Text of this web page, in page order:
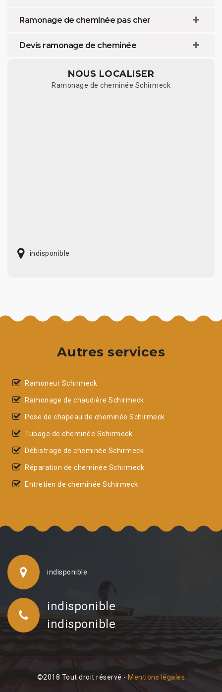
Ramonage de cheminée pas cher
Devis ramonage de cheminée
NOUS LOCALISER
Ramonage de cheminée Schirmeck
indisponible
Autres services
Ramoneur Schirmeck
Ramonage de chaudière Schirmeck
Pose de chapeau de cheminée Schirmeck
Tubage de cheminée Schirmeck
Débistrage de cheminée Schirmeck
Réparation de cheminée Schirmeck
Entretien de cheminée Schirmeck
indisponible
indisponible
indisponible
©2018 Tout droit réservé - Mentions légales